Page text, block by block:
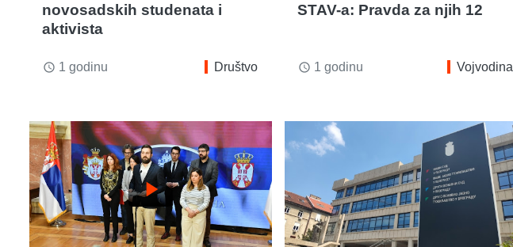
novosadskih studenata i
aktivista
access_time 1 godinu Društvo
STAV-a: Pravda za njih 12
access_time 1 godinu Vojvodina
play_arrow